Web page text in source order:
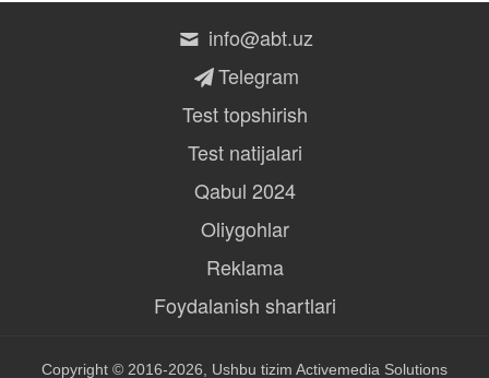
info@abt.uz
Telegram
Test topshirish
Test natijalari
Qabul 2024
Oliygohlar
Reklama
Foydalanish shartlari
Copyright © 2016-2026, Ushbu tizim Activemedia Solutions